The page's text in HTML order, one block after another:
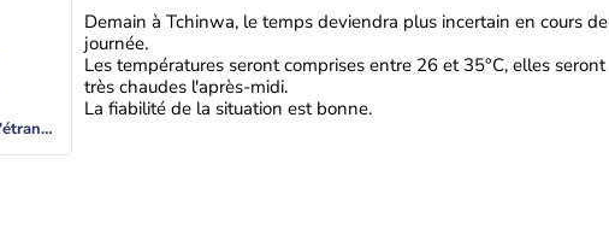
Actualités Météo à l'étranger
Demain à Tchinwa, le temps deviendra plus incertain en cours de
journée.
Les températures seront comprises entre 26 et 35°C, elles seront
très chaudes l'après-midi.
La fiabilité de la situation est bonne.